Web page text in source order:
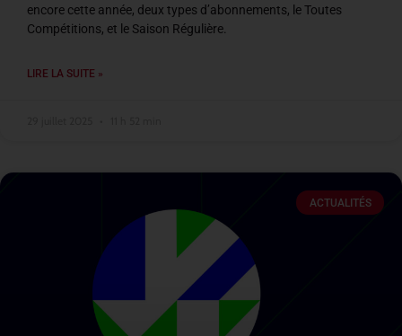
encore cette année, deux types d’abonnements, le Toutes
Compétitions, et le Saison Régulière.
LIRE LA SUITE »
ACTUALITÉS